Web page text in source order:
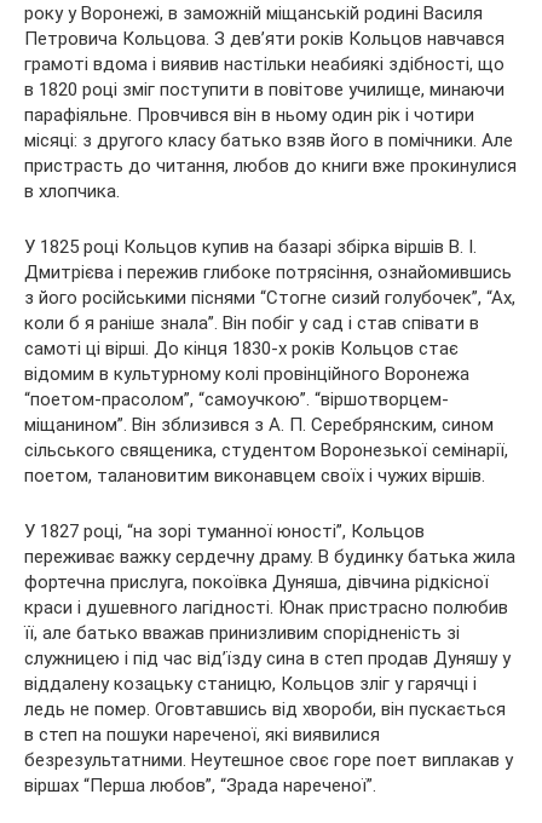
року у Воронежі, в заможній міщанській родині Василя
Петровича Кольцова. З дев’яти років Кольцов навчався
грамоті вдома і виявив настільки неабиякі здібності, що
в 1820 році зміг поступити в повітове училище, минаючи
парафіяльне. Провчився він в ньому один рік і чотири
місяці: з другого класу батько взяв його в помічники. Але
пристрасть до читання, любов до книги вже прокинулися
в хлопчика.
У 1825 році Кольцов купив на базарі збірка віршів В. І.
Дмитрієва і пережив глибоке потрясіння, ознайомившись
з його російськими піснями “Стогне сизий голубочек”, “Ах,
коли б я раніше знала”. Він побіг у сад і став співати в
самоті ці вірші. До кінця 1830-х років Кольцов стає
відомим в культурному колі провінційного Воронежа
“поетом-прасолом”, “самоучкою”. “віршотворцем-
міщанином”. Він зблизився з А. П. Серебрянским, сином
сільського священика, студентом Воронезької семінарії,
поетом, талановитим виконавцем своїх і чужих віршів.
У 1827 році, “на зорі туманної юності”, Кольцов
переживає важку сердечну драму. В будинку батька жила
фортечна прислуга, покоївка Дуняша, дівчина рідкісної
краси і душевного лагідності. Юнак пристрасно полюбив
її, але батько вважав принизливим спорідненість зі
служницею і під час від’їзду сина в степ продав Дуняшу у
віддалену козацьку станицю, Кольцов зліг у гарячці і
ледь не помер. Оговтавшись від хвороби, він пускається
в степ на пошуки нареченої, які виявилися
безрезультатними. Неутешное своє горе поет виплакав у
віршах “Перша любов”, “Зрада нареченої”.